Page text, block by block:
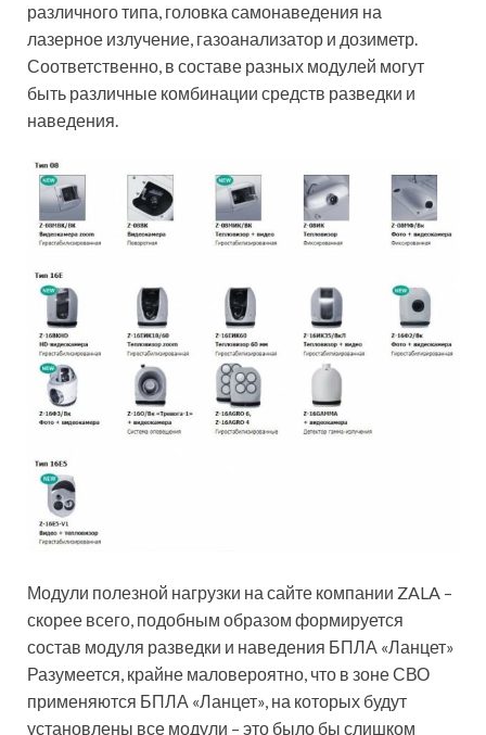
различного типа, головка самонаведения на
лазерное излучение, газоанализатор и дозиметр.
Соответственно, в составе разных модулей могут
быть различные комбинации средств разведки и
наведения.
Модули полезной нагрузки на сайте компании ZALA –
скорее всего, подобным образом формируется
состав модуля разведки и наведения БПЛА «Ланцет»
Разумеется, крайне маловероятно, что в зоне СВО
применяются БПЛА «Ланцет», на которых будут
установлены все модули – это было бы слишком